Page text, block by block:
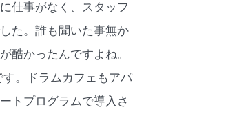
仕事がなく、スタッフ
た。誰も聞いた事無か
酷かったんですよね。
。ドラムカフェもアパ
トプログラムで導入さ